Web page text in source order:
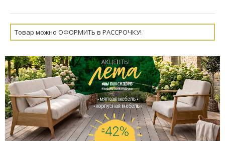
Товар можно ОФОРМИТЬ в РАССРОЧКУ!